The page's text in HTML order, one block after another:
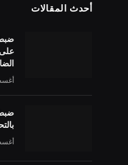
أحدث المقالات
أغسطس
أغسطس